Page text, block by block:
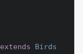
extends
Birds